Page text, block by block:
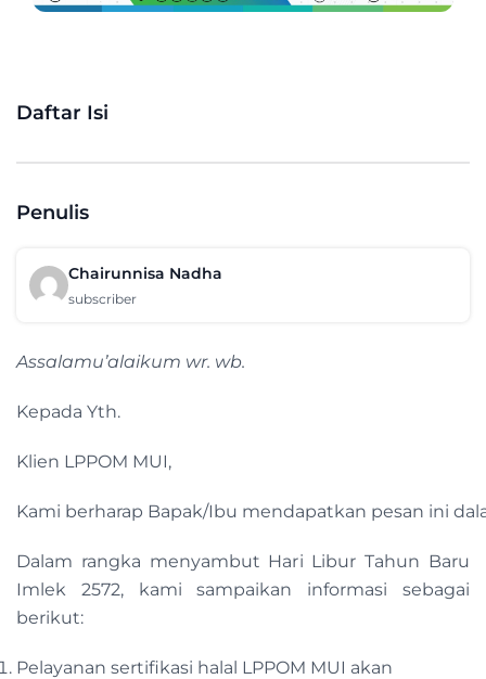
Daftar Isi
Penulis
Chairunnisa Nadha
subscriber
Assalamu’alaikum wr. wb.
Kepada Yth.
Klien LPPOM MUI,
Kami berharap Bapak/Ibu mendapatkan pesan ini
Dalam rangka menyambut Hari Libur Tahun Baru
Imlek 2572, kami sampaikan informasi sebagai
berikut:
Pelayanan sertifikasi halal LPPOM MUI akan